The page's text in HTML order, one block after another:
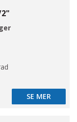
SE MER
SE MER